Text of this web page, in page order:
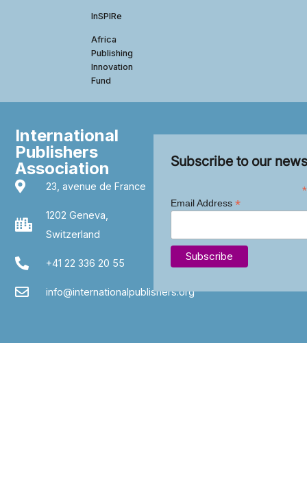
InSPIRe
Africa
Publishing
Innovation
Fund
International
Publishers
Association
23, avenue de France
1202 Geneva,
Switzerland
+41 22 336 20 55
info@internationalpublishers.org
Subscribe to our
*
Email Address *